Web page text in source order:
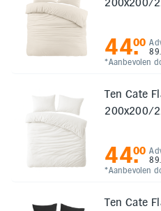
*Aanbevolen
44.
00
Ten Cate
200x200/
*Aanbevolen
44.
00
Ten Cate